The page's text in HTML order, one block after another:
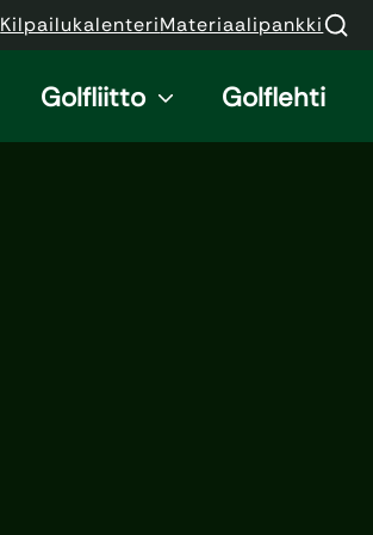
KilpailukalenteriMateriaalipankki
Golfliitto Golflehti